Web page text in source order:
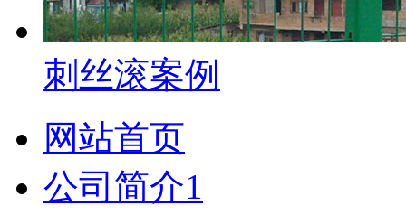
刺丝滚案例
网站首页
公司简介1